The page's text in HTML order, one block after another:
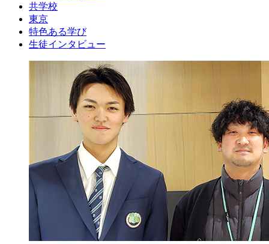
共学校
東京
特色ある学び
生徒インタビュー